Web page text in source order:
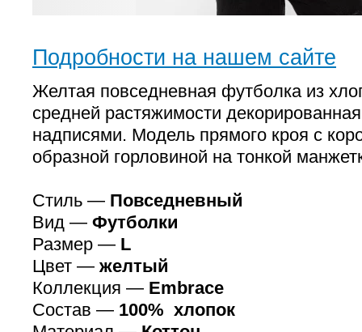
Подробности на нашем сайте
Желтая повседневная футболка из
средней растяжимости
надписями. Модель прямого кроя с
образной горловиной на тонкой
Стиль — Повседневный
Вид — Футболки
Размер — L
Цвет — желтый
Коллекция — Embrace
Состав — 100% хлопок